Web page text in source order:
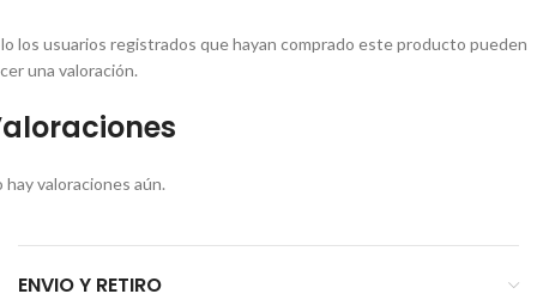
hay valoraciones aún.
los usuarios registrados que hayan comprado este producto pueden
una valoración.
ENVIO Y RETIRO